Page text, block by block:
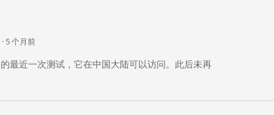
5 个月前
最近一次测试，它在中国大陆可以访问。此后未再